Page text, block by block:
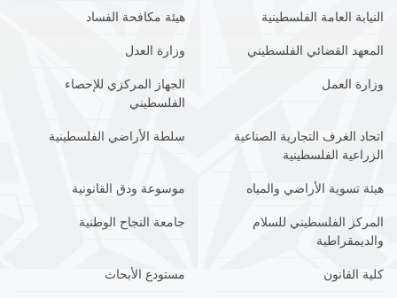
النيابة العامة الفلسطينية هيئة مكافحة الفساد
المعهد القضائي الفلسطيني وزارة العدل
وزارة العمل
الجهاز المركزي للإحصاء
الفلسطيني
اتحاد الغرف التجارية الصناعية
الزراعية الفلسطينية
سلطة الأراضي الفلسطينية
هيئة تسوية الأراضي والمياه موسوعة ودق القانونية
المركز الفلسطيني للسلام
والديمقراطية
جامعة النجاح الوطنية
كلية القانون مستودع الأبحاث